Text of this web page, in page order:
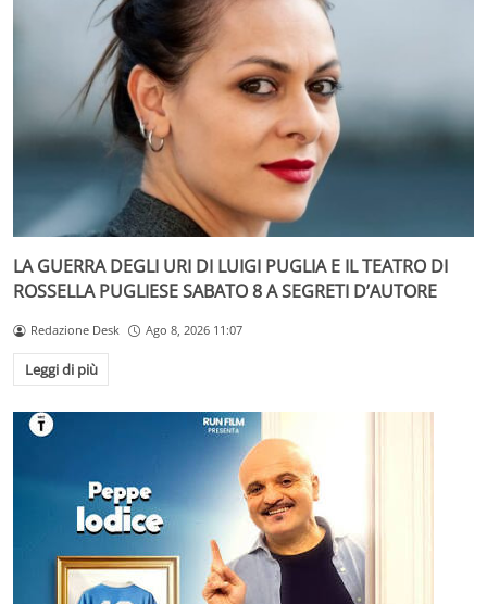
LA GUERRA DEGLI URI DI LUIGI PUGLIA E IL TEATRO DI
ROSSELLA PUGLIESE SABATO 8 A SEGRETI D’AUTORE
Redazione Desk Ago 8, 2026 11:07
Leggi di più